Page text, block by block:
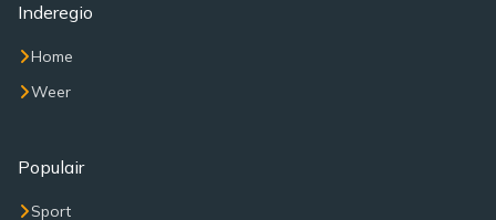
Inderegio
Home
Weer
Populair
Sport